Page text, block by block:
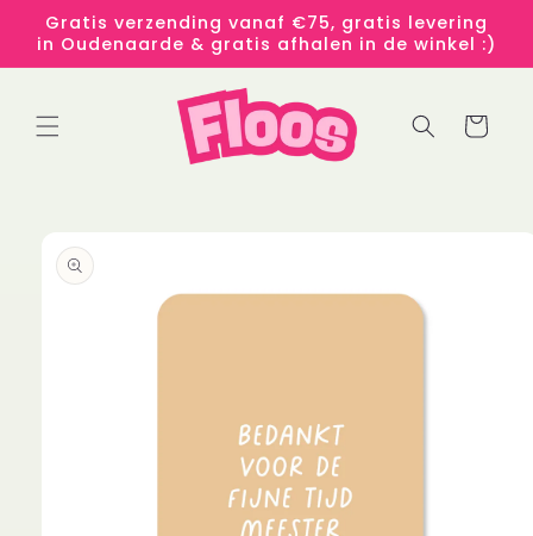
naar de
content
Gratis verzending vanaf €75, gratis levering
in Oudenaarde & gratis afhalen in de winkel :)
Winkelwagen